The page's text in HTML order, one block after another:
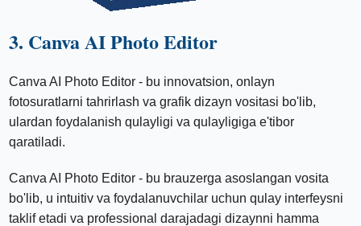
3. Canva AI Photo Editor
Canva AI Photo Editor - bu innovatsion, onlayn
fotosuratlarni tahrirlash va grafik dizayn vositasi bo'lib,
ulardan foydalanish qulayligi va qulayligiga e'tibor
qaratiladi.
Canva AI Photo Editor - bu brauzerga asoslangan vosita
bo'lib, u intuitiv va foydalanuvchilar uchun qulay interfeysni
taklif etadi va professional darajadagi dizaynni hamma